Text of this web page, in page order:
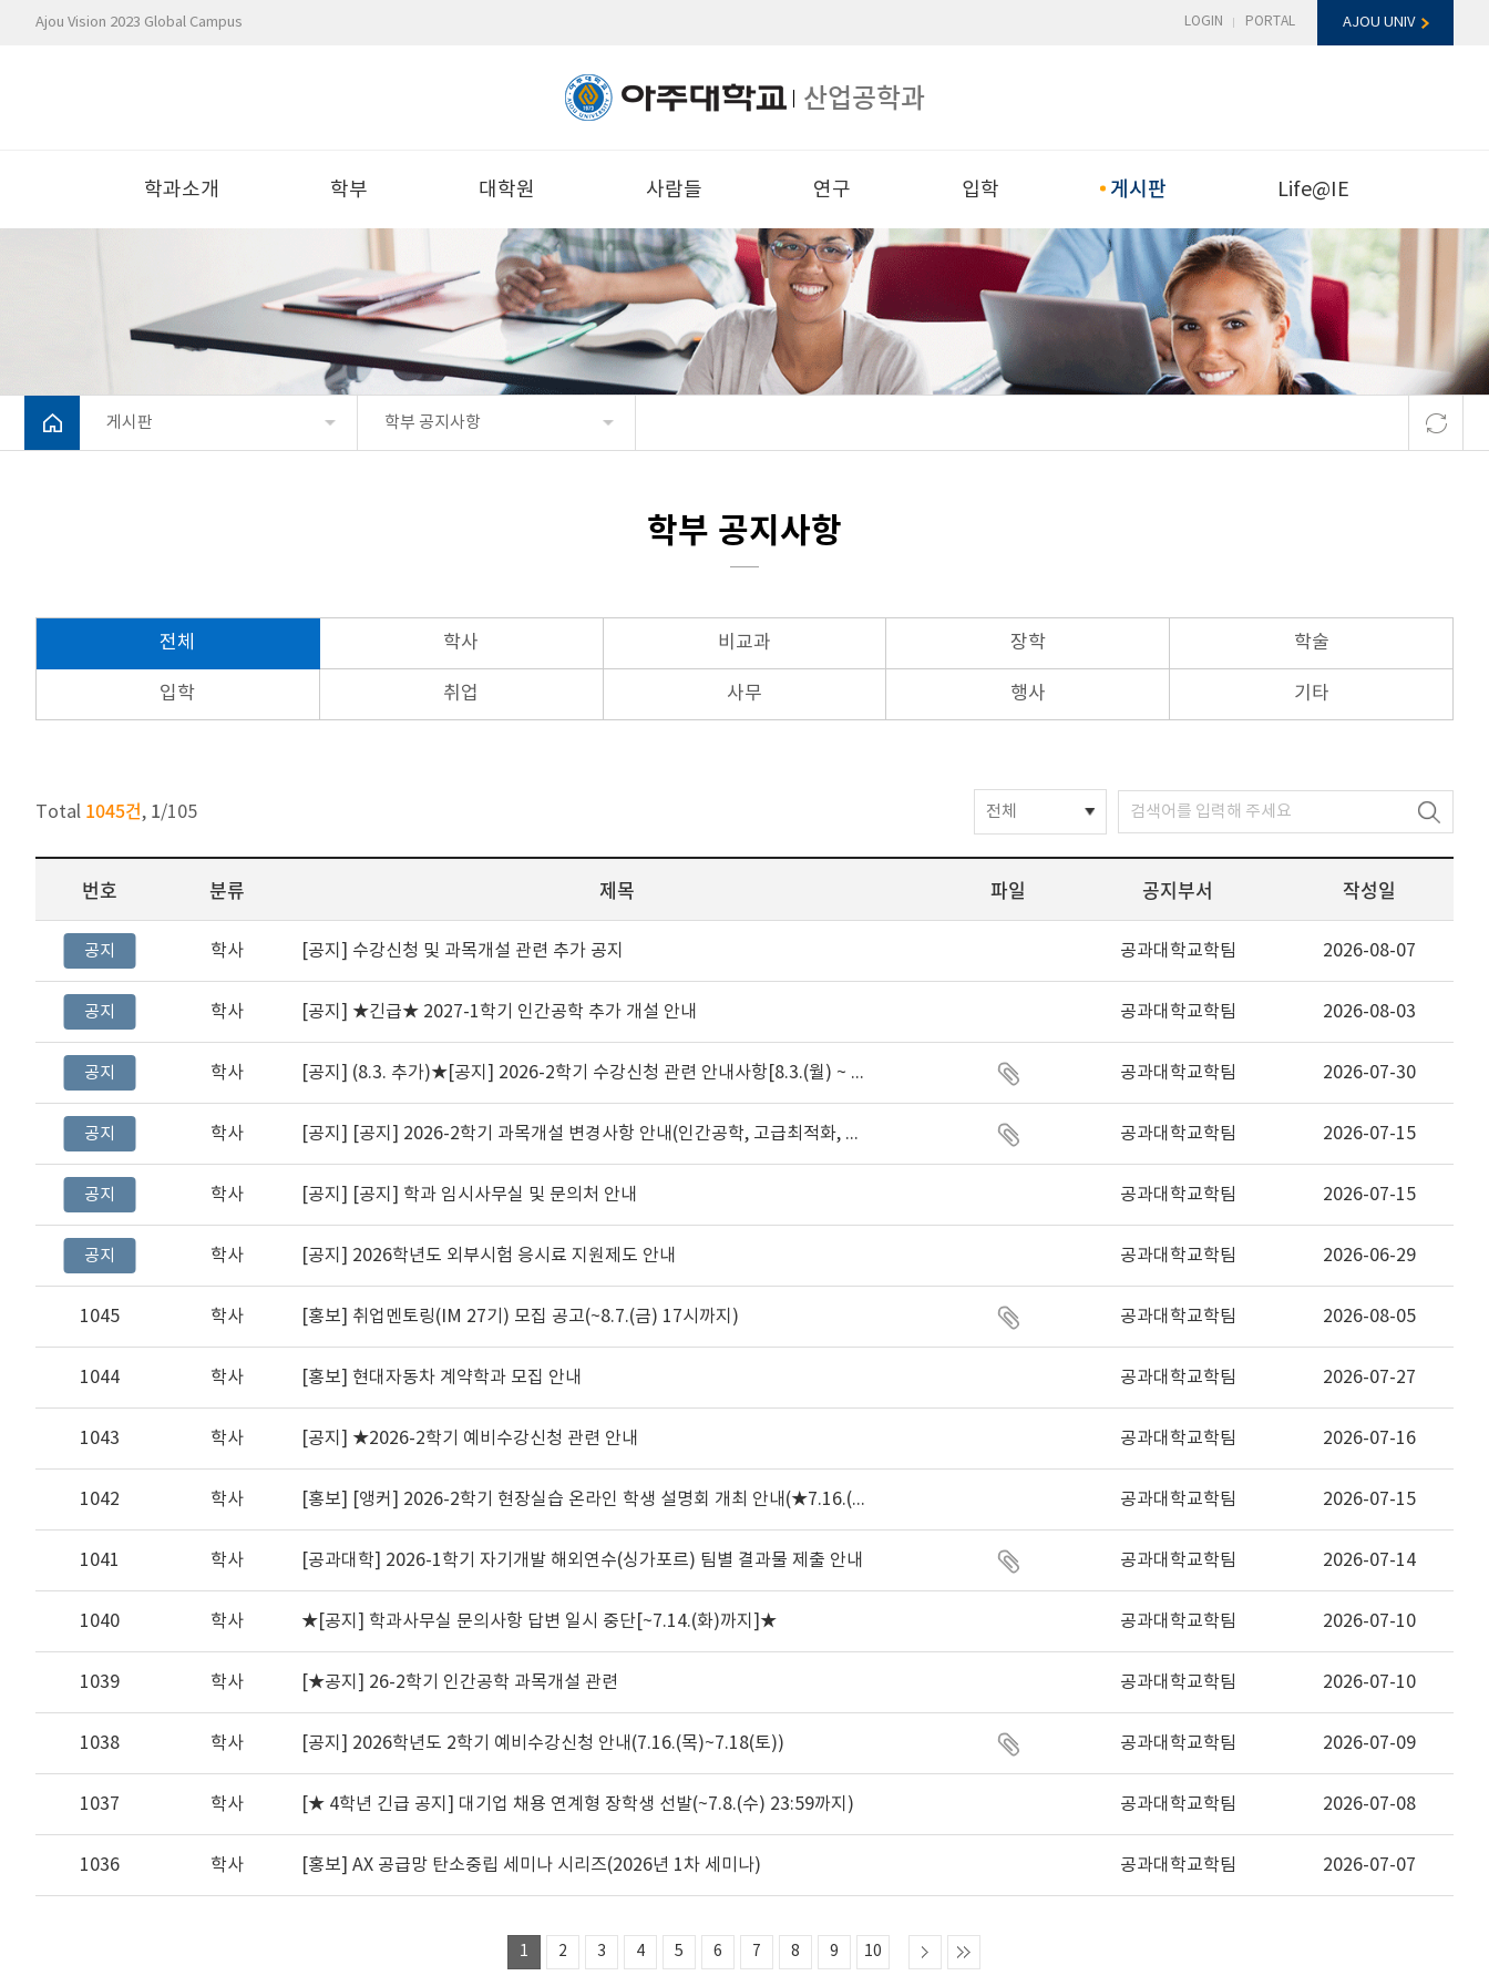
Ajou Vision 2023 Global Campus LOGIN PORTAL AJOU UNIV
산업공학과
학과소개 학부 대학원 사람들 연구 입학 게시판 Life@IE
게시판 학부 공지사항
학부 공지사항
전체 학사 비교과 장학 학술
입학 취업 사무 행사 기타
Total 1045건, 1/105 전체
번호 분류 제목 파일 공지부서 작성일
공지 학사 [공지] 수강신청 및 과목개설 관련 추가 공지 공과대학교학팀 2026-08-07
공지 학사 [공지] ★긴급★ 2027-1학기 인간공학 추가 개설 안내 공과대학교학팀 2026-08-03
공지 학사 [공지] (8.3. 추가)★[공지] 2026-2학기 수강신청 관련 안내사항[8.3.(월) ~ 8.7.(금)] 공과대학교학팀 2026-07-30
공지 학사 [공지] [공지] 2026-2학기 과목개설 변경사항 안내(인간공학, 고급최적화, 과학계산프로그래밍) 공과대학교학팀 2026-07-15
공지 학사 [공지] [공지] 학과 임시사무실 및 문의처 안내 공과대학교학팀 2026-07-15
공지 학사 [공지] 2026학년도 외부시험 응시료 지원제도 안내 공과대학교학팀 2026-06-29
1045 학사 [홍보] 취업멘토링(IM 27기) 모집 공고(~8.7.(금) 17시까지) 공과대학교학팀 2026-08-05
1044 학사 [홍보] 현대자동차 계약학과 모집 안내 공과대학교학팀 2026-07-27
1043 학사 [공지] ★2026-2학기 예비수강신청 관련 안내 공과대학교학팀 2026-07-16
1042 학사 [홍보] [앵커] 2026-2학기 현장실습 온라인 학생 설명회 개최 안내(★7.16.(목) 14시) 공과대학교학팀 2026-07-15
1041 학사 [공과대학] 2026-1학기 자기개발 해외연수(싱가포르) 팀별 결과물 제출 안내 공과대학교학팀 2026-07-14
1040 학사 ★[공지] 학과사무실 문의사항 답변 일시 중단[~7.14.(화)까지]★ 공과대학교학팀 2026-07-10
1039 학사 [★공지] 26-2학기 인간공학 과목개설 관련 공과대학교학팀 2026-07-10
1038 학사 [공지] 2026학년도 2학기 예비수강신청 안내(7.16.(목)~7.18(토)) 공과대학교학팀 2026-07-09
1037 학사 [★ 4학년 긴급 공지] 대기업 채용 연계형 장학생 선발(~7.8.(수) 23:59까지) 공과대학교학팀 2026-07-08
1036 학사 [홍보] AX 공급망 탄소중립 세미나 시리즈(2026년 1차 세미나) 공과대학교학팀 2026-07-07
1 2 3 4 5 6 7 8 9 10